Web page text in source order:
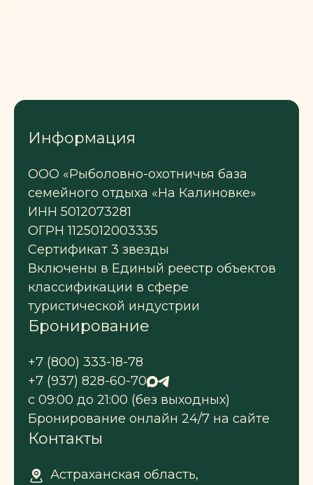
Информация
ООО «Рыболовно-охотничья база
семейного отдыха «На Калиновке»
ИНН 5012073281
ОГРН 1125012003335
Сертификат 3 звезды
Включены в Единый реестр объектов
классификации в сфере
туристической индустрии
Бронирование
+7 (800) 333-18-78
+7 (937) 828-60-70
с 09:00 до 21:00 (без выходных)
Бронирование онлайн 24/7 на сайте
Контакты
Астраханская область,